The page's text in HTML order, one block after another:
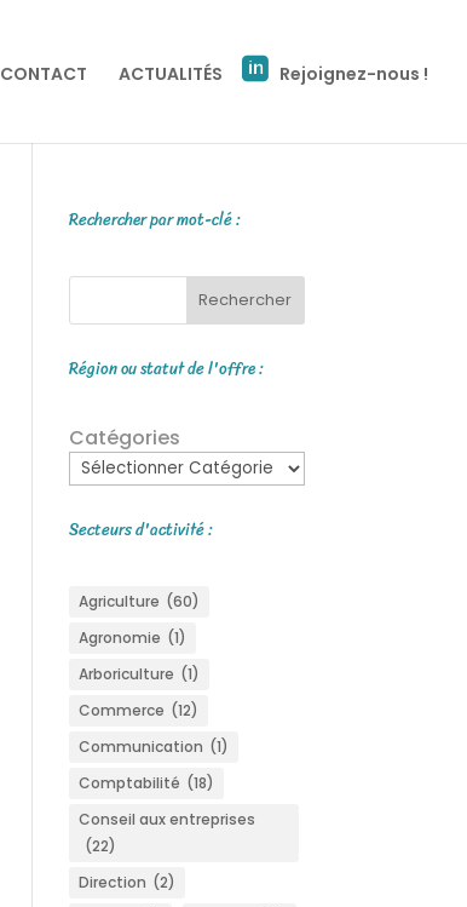
CONTACT ACTUALITÉS Rejoignez-nous !
Rechercher par mot-clé :
Rechercher
Région ou statut de l'offre :
Catégories
Secteurs d'activité :
Agriculture (60)
Agronomie (1)
Arboriculture (1)
Commerce (12)
Communication (1)
Comptabilité (18)
Conseil aux entreprises
(22)
Direction (2)